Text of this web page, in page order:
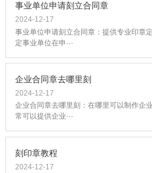
事业单位申请刻立合同章
2024-12-17
事业单位申请刻立合同章：提供专业印章
定事业单位在申···
企业合同章去哪里刻
2024-12-17
企业合同章去哪里刻：在哪里可以制作企
常可以提供企业···
刻印章教程
2024-12-17